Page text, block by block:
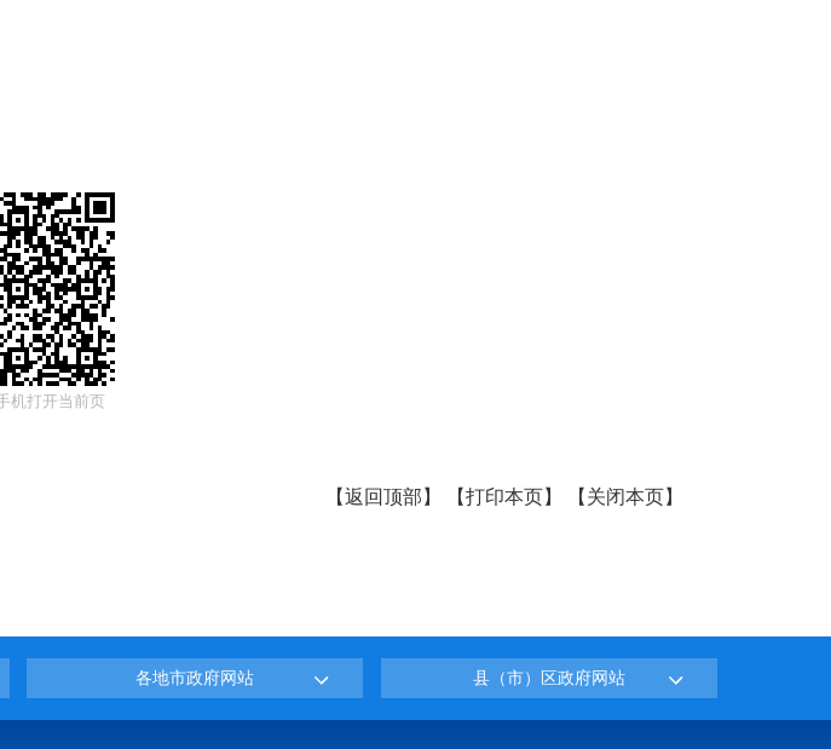
机打开当前页
【返回顶部 】 【打印本页】 【 关闭本页】
各地市政府网站 县（市）区政府网站